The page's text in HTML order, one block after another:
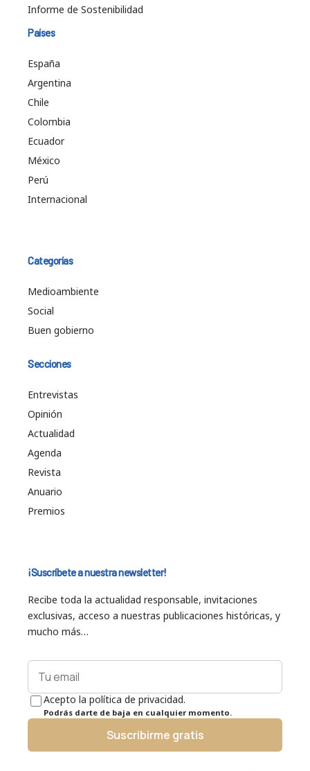
Informe de Sostenibilidad
Países
España
Argentina
Chile
Colombia
Ecuador
México
Perú
Internacional
Categorías
Medioambiente
Social
Buen gobierno
Secciones
Entrevistas
Opinión
Actualidad
Agenda
Revista
Anuario
Premios
¡Suscríbete a nuestra newsletter!
Recibe toda la actualidad responsable, invitaciones
exclusivas, acceso a nuestras publicaciones históricas, y
mucho más…
Acepto la política de privacidad.
Podrás darte de baja en cualquier momento.
Suscribirme gratis